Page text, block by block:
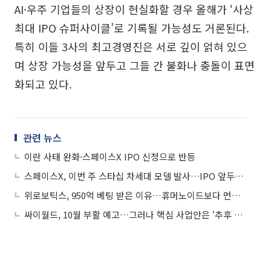
AI·우주 기업들의 상장이 현실화할 경우 올해가 ‘사상
최대 IPO 슈퍼사이클’로 기록될 가능성도 거론된다.
특히 이들 3사의 최고경영진은 서로 깊이 얽혀 있으
며 상장 가능성을 앞두고 그들 간 불화나 충돌이 표면
화되고 있다.
관련 뉴스
이란 사태 완화·스페이스X IPO 신청으로 반등
스페이스X, 이번 주 스타십 차세대 모델 발사…IPO 앞두고 기술 검증
위로보틱스, 950억 베팅 받은 이유…휴머노이드보다 먼저 팔린 '웨어러블'
싸이월드, 10월 부활 예고…그러나 핵심 사업안은 ‘추후 공개’